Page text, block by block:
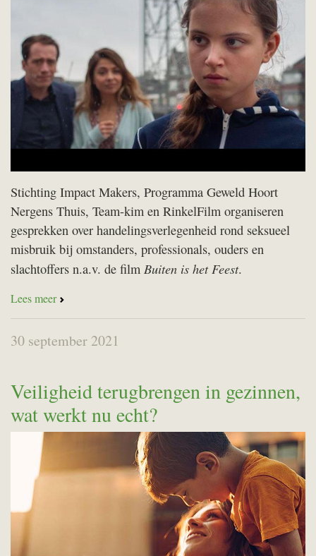
Stichting Impact Makers, Programma Geweld Hoort
Nergens Thuis, Team-kim en RinkelFilm organiseren
gesprekken over handelingsverlegenheid rond seksueel
misbruik bij omstanders, professionals, ouders en
slachtoffers n.a.v. de film Buiten is het Feest.
Lees meer
30 september 2021
Veiligheid terugbrengen in gezinnen,
wat werkt nu echt?